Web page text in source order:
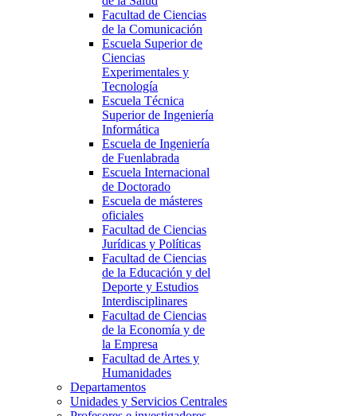
Facultad de Ciencias
de la Comunicación
Escuela Superior de
Ciencias
Experimentales y
Tecnología
Escuela Técnica
Superior de Ingeniería
Informática
Escuela de Ingeniería
de Fuenlabrada
Escuela Internacional
de Doctorado
Escuela de másteres
oficiales
Facultad de Ciencias
Jurídicas y Políticas
Facultad de Ciencias
de la Educación y del
Deporte y Estudios
Interdisciplinares
Facultad de Ciencias
de la Economía y de
la Empresa
Facultad de Artes y
Humanidades
Departamentos
Unidades y Servicios Centrales